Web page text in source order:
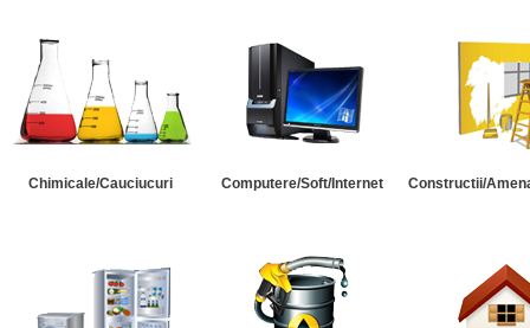
Chimicale/Cauciucuri Computere/Soft/Internet Constructii/